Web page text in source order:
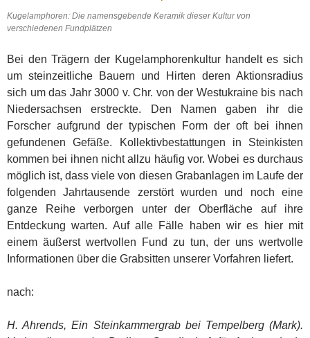
Kugelamphoren: Die namensgebende Keramik dieser Kultur von
verschiedenen Fundplätzen
Bei den Trägern der Kugelamphorenkultur handelt es sich
um steinzeitliche Bauern und Hirten deren Aktionsradius
sich um das Jahr 3000 v. Chr. von der Westukraine bis nach
Niedersachsen erstreckte. Den Namen gaben ihr die
Forscher aufgrund der typischen Form der oft bei ihnen
gefundenen Gefäße. Kollektivbestattungen in Steinkisten
kommen bei ihnen nicht allzu häufig vor. Wobei es durchaus
möglich ist, dass viele von diesen Grabanlagen im Laufe der
folgenden Jahrtausende zerstört wurden und noch eine
ganze Reihe verborgen unter der Oberfläche auf ihre
Entdeckung warten. Auf alle Fälle haben wir es hier mit
einem äußerst wertvollen Fund zu tun, der uns wertvolle
Informationen über die Grabsitten unserer Vorfahren liefert.
nach:
H. Ahrends, Ein Steinkammergrab bei Tempelberg (Mark).